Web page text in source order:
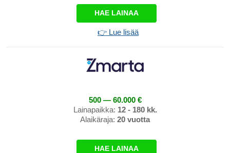
HAE LAINAA
👉 Lue lisää
500 — 60.000 €
Lainapaikka: 12 - 180 kk.
Alaikäraja: 20 vuotta
HAE LAINAA